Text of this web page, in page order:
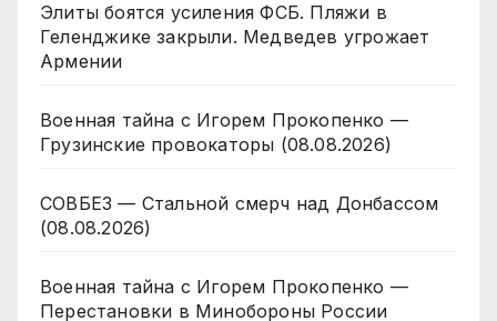
Элиты боятся усиления ФСБ. Пляжи в
Геленджике закрыли. Медведев угрожает
Армении
Военная тайна с Игорем Прокопенко —
Грузинские провокаторы (08.08.2026)
СОВБЕЗ — Стальной смерч над Донбассом
(08.08.2026)
Военная тайна с Игорем Прокопенко —
Перестановки в Минобороны России